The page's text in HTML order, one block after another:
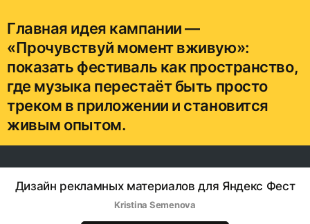
Главная идея кампании —
«Прочувствуй момент вживую»:
показать фестиваль как пространство,
где музыка перестаёт быть просто
треком в приложении и становится
живым опытом.
Дизайн рекламных материалов для Яндекс Фест
Kristina Semenova